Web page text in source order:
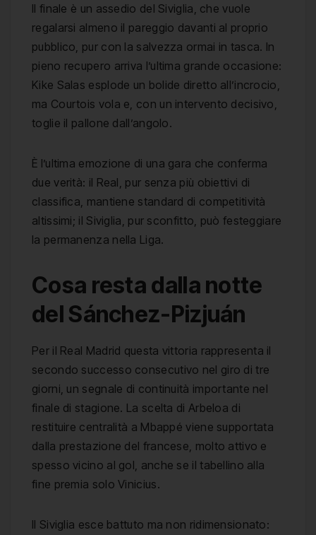
Il finale è un assedio del Siviglia, che vuole
regalarsi almeno il pareggio davanti al proprio
pubblico, pur con la salvezza ormai in tasca. In
pieno recupero arriva l’ultima grande occasione:
Kike Salas esplode un bolide diretto all’incrocio,
ma Courtois vola e, con un intervento decisivo,
toglie il pallone dall’angolo.
È l’ultima emozione di una gara che conferma
due verità: il Real, pur senza più obiettivi di
classifica, mantiene standard di competitività
altissimi; il Siviglia, pur sconfitto, può festeggiare
la permanenza nella Liga.
Cosa resta dalla notte
del Sánchez-Pizjuán
Per il Real Madrid questa vittoria rappresenta il
secondo successo consecutivo nel giro di tre
giorni, un segnale di continuità importante nel
finale di stagione. La scelta di Arbeloa di
restituire centralità a Mbappé viene supportata
dalla prestazione del francese, molto attivo e
spesso vicino al gol, anche se il tabellino alla
fine premia solo Vinicius.
Il Siviglia esce battuto ma non ridimensionato: